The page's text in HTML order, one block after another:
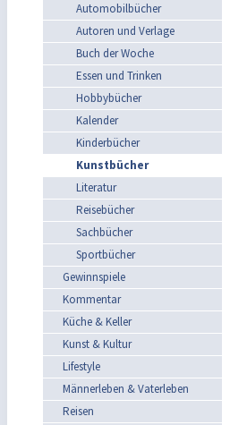
Automobilbücher
Autoren und Verlage
Buch der Woche
Essen und Trinken
Hobbybücher
Kalender
Kinderbücher
Kunstbücher
Literatur
Reisebücher
Sachbücher
Sportbücher
Gewinnspiele
Kommentar
Küche & Keller
Kunst & Kultur
Lifestyle
Männerleben & Vaterleben
Reisen